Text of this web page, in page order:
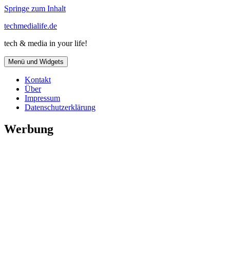
Springe zum Inhalt
techmedialife.de
tech & media in your life!
Menü und Widgets
Kontakt
Über
Impressum
Datenschutzerklärung
Werbung